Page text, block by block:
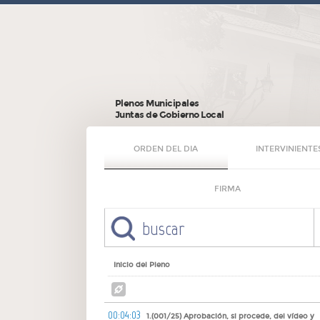
Plenos Municipales
Juntas de Gobierno Local
ORDEN DEL DIA
FIRMA
Inicio del Pleno
00:04:03 1.(001/25) Aprobación, si procede, del vídeo y